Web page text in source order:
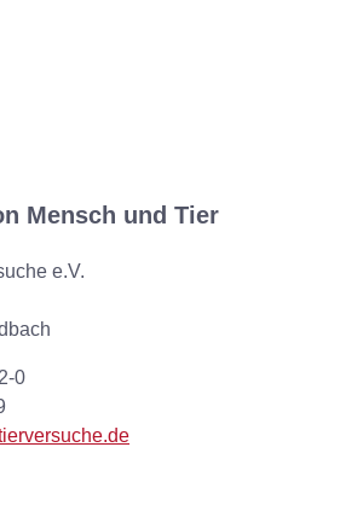
Mensch und Tier
e.V.
0